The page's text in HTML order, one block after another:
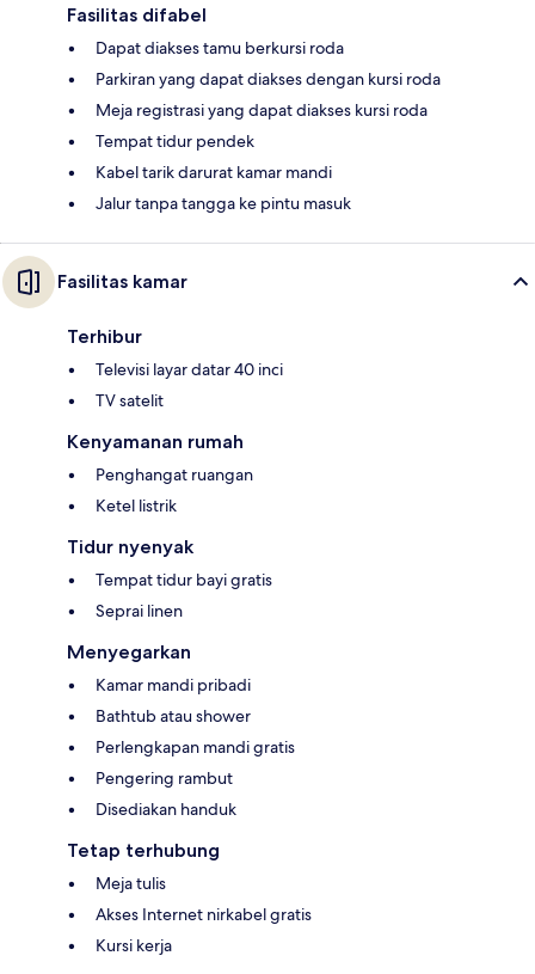
Fasilitas difabel
Dapat diakses tamu berkursi roda
Parkiran yang dapat diakses dengan kursi roda
Meja registrasi yang dapat diakses kursi roda
Tempat tidur pendek
Kabel tarik darurat kamar mandi
Jalur tanpa tangga ke pintu masuk
Fasilitas kamar
Terhibur
Televisi layar datar 40 inci
TV satelit
Kenyamanan rumah
Penghangat ruangan
Ketel listrik
Tidur nyenyak
Tempat tidur bayi gratis
Seprai linen
Menyegarkan
Kamar mandi pribadi
Bathtub atau shower
Perlengkapan mandi gratis
Pengering rambut
Disediakan handuk
Tetap terhubung
Meja tulis
Akses Internet nirkabel gratis
Kursi kerja